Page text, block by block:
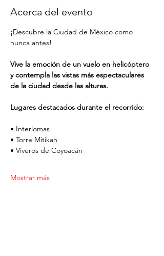
Acerca del evento
¡Descubre la Ciudad de México como
nunca antes!
Vive la emoción de un vuelo en helicóptero
y contempla las vistas más espectaculares
de la ciudad desde las alturas.
Lugares destacados durante el recorrido:
• Interlomas
• Torre Mitikah
• Viveros de Coyoacán
Mostrar más